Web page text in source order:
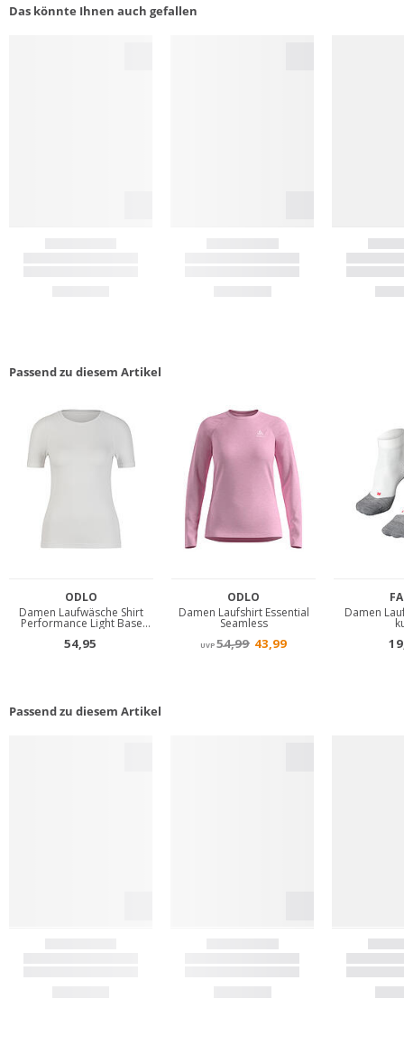
Das könnte Ihnen auch gefallen
Passend zu diesem Artikel
Passend zu diesem Artikel